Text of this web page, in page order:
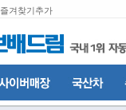
즐겨찾기추가